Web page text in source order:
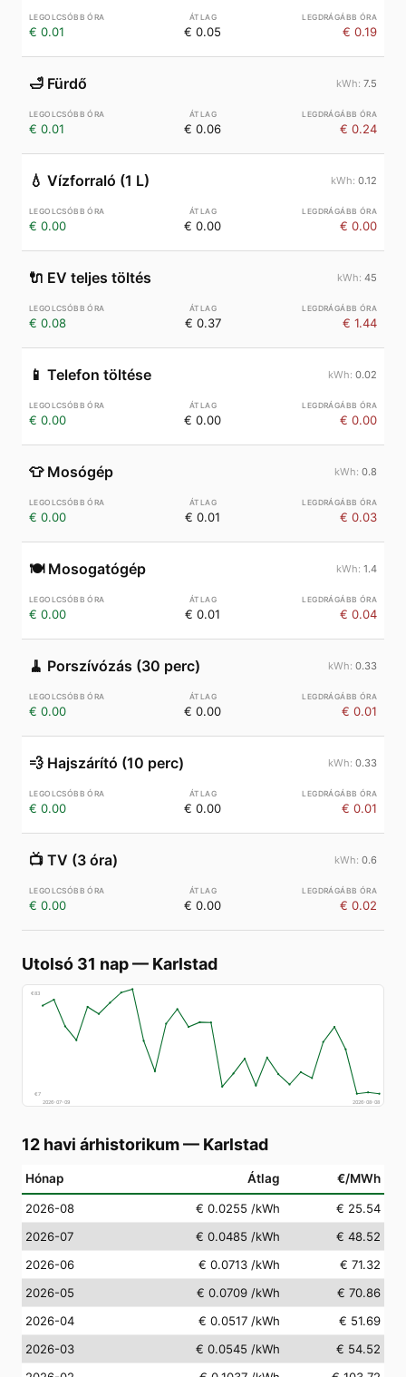
€ 0.01 € 0.05 € 0.19
🛁 Fürdő 7.5
€ 0.01 € 0.06 € 0.24
💧 Vízforraló (1 L) 0.12
€ 0.00 € 0.00 € 0.00
🔌 EV teljes töltés 45
€ 0.08 € 0.37 € 1.44
📱 Telefon töltése 0.02
€ 0.00 € 0.00 € 0.00
👕 Mosógép 0.8
€ 0.00 € 0.01 € 0.03
🍽️ Mosogatógép 1.4
€ 0.00 € 0.01 € 0.04
🧹 Porszívózás (30 perc) 0.33
€ 0.00 € 0.00 € 0.01
💨 Hajszárító (10 perc) 0.33
€ 0.00 € 0.00 € 0.01
📺 TV (3 óra) 0.6
€ 0.00 € 0.00 € 0.02
Utolsó 31 nap— Karlstad
€83
€7
2026-07-09
2026-08-08
12 havi árhistorikum— Karlstad
Hónap Átlag €/MWh
2026-08 € 0.0255 /kWh
€ 25.54
2026-07
€ 0.0485 /kWh
€ 48.52
2026-06
€ 0.0713 /kWh
€ 71.32
2026-05
€ 0.0709 /kWh
€ 70.86
2026-04
€ 0.0517 /kWh
€ 51.69
2026-03
€ 0.0545 /kWh
€ 54.52